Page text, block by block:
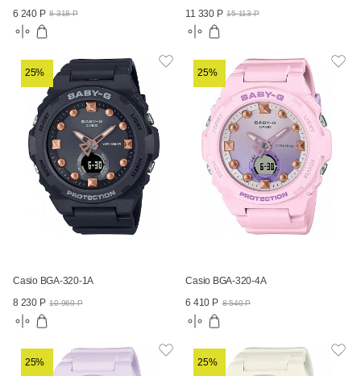
6 240 Р 8 318 Р
11 330 Р 15 113 Р
25%
Casio BGA-320-1A
8 230 Р 10 969 Р
25%
Casio BGA-320-4A
6 410 Р 8 540 Р
25% 25%